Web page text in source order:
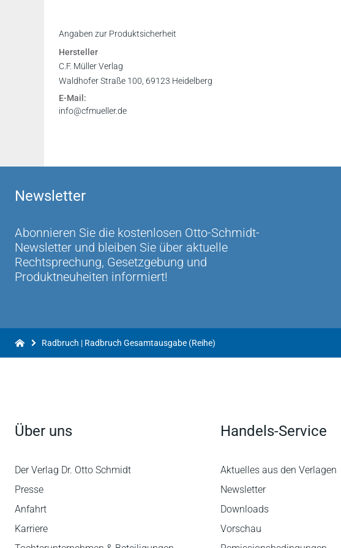
Inhaltsverzeichnis
Leseprobe
Leseprobe
Angaben zur Produktsicherheit
Hersteller
C.F. Müller Verlag
Waldhofer Straße 100, 69123 Heidelberg
E-Mail:
info@cfmueller.de
Newsletter
Abonnieren Sie die kostenlosen Otto-Schmidt-
Newsletter und bleiben Sie über aktuelle
Rechtsprechung, Gesetzgebung und
Produktneuheiten informiert!
Radbruch | Radbruch Gesamtausgabe (Reihe)
Über uns
Der Verlag Dr. Otto Schmidt
Presse
Anfahrt
Karriere
Handels-Service
Aktuelles aus den Verlagen
Newsletter
Downloads
Vorschau